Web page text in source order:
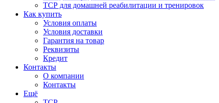
ТСР для домашней реабилитации и тренировок
Как купить
Условия оплаты
Условия доставки
Гарантия на товар
Реквизиты
Кредит
Контакты
О компании
Контакты
Ещё